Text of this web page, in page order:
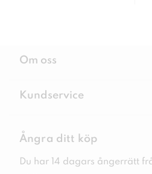
Om oss
Kundservice
Ångra ditt köp
Du har 14 dagars ångerrätt